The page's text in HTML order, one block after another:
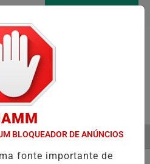
EQUILIBRAR CONTAS PÚBLICAS
MENU
BLOQUEADOR DE ANÚNCIOS
fonte importante de